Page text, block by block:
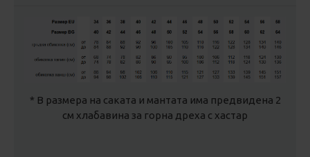
* В размера на саката и мантата има предвидена 2
см хлабавина за горна дреха с хастар